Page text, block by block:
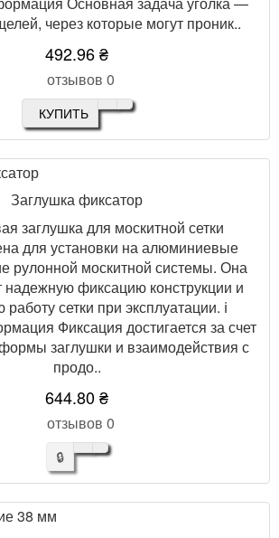
через которые могут проник..
492.96 ₴
отзывов 0
КУПИТЬ
Заглушка фиксатор
заглушка для москитной сетки
для установки на алюминиевые
рулонной москитной системы. Она
надежную фиксацию конструкции и
сетки при эксплуатации. ℹ️
Фиксация достигается за счет
заглушки и взаимодействия с
продо..
644.80 ₴
отзывов 0
🔒